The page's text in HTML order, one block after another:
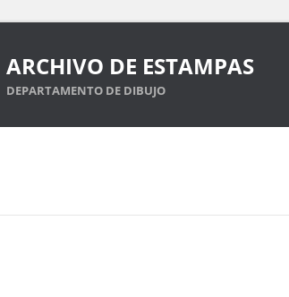
ARCHIVO DE ESTAMPAS
DEPARTAMENTO DE DIBUJO